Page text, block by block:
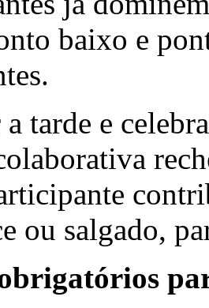
baixo e
a tarde e
ou salgado,